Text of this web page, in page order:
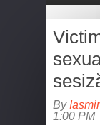
By
1:00 PM